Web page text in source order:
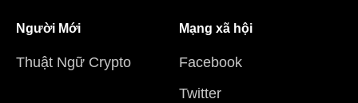
Người Mới
Thuật Ngữ Crypto
Mạng xã hội
Facebook
Twitter